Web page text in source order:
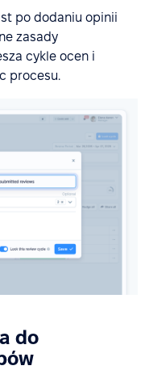
po dodaniu opinii
zasady
cykle ocen i
procesu.
do